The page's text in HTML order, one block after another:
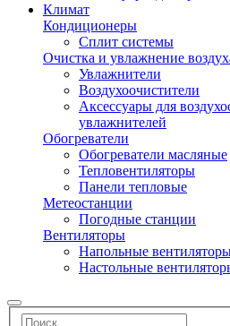
Климат
Кондиционеры
Сплит системы
Очистка и увлажнение
Увлажнители
Воздухоочистители
Аксессуары для
увлажнителей
Обогреватели
Обогреватели масляные
Тепловентиляторы
Панели тепловые
Метеостанции
Погодные станции
Вентиляторы
Напольные
Настольные